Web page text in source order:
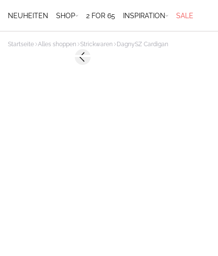
NEUHEITEN SHOP 2 FOR 65 INSPIRATION SALE
Startseite Alles shoppen Strickwaren DagnySZ Cardigan
-50%Previous slide